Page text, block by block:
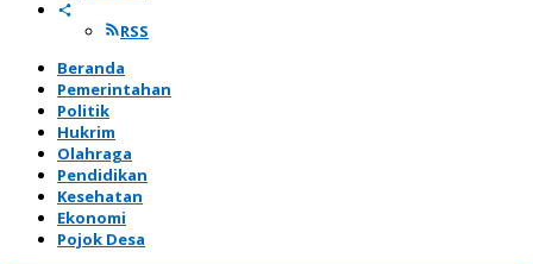
RSS
Beranda
Pemerintahan
Politik
Hukrim
Olahraga
Pendidikan
Kesehatan
Ekonomi
Pojok Desa